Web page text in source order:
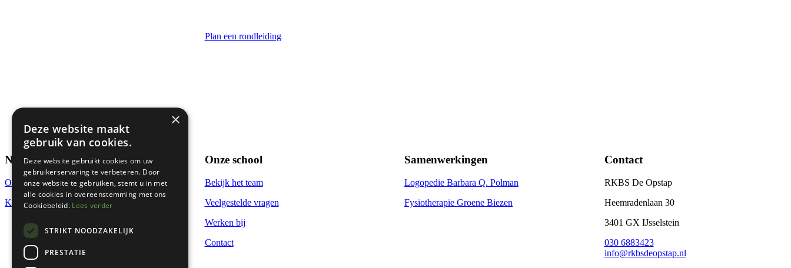
Plan een rondleiding
Nieuwe ouders
Ontdek onze school
Kennismaken
Onze school
Bekijk het team
Veelgestelde vragen
Werken bij
Contact
Samenwerkingen
Logopedie Barbara Q. Polman
Fysiotherapie Groene Biezen
Contact
RKBS De Opstap
Heemradenlaan 30
3401 GX IJsselstein
030 6883423
info@rkbsdeopstap.nl
×
Deze website maakt
gebruik van cookies.
Deze website gebruikt cookies om uw
gebruikerservaring te verbeteren. Door
onze website te gebruiken, stemt u in met
alle cookies in overeenstemming met ons
Cookiebeleid. Lees verder
STRIKT NOODZAKELIJK
PRESTATIE